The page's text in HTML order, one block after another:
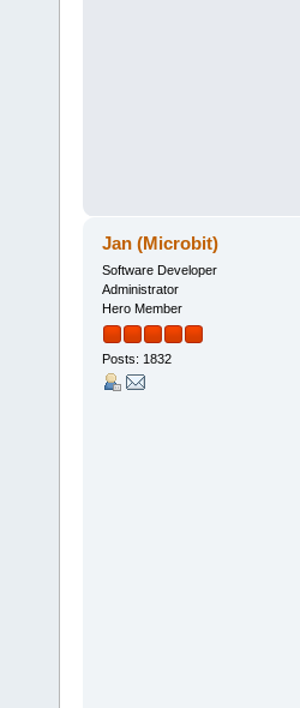
Jan (Microbit)
Software Developer
Administrator
Hero Member
Posts: 1832